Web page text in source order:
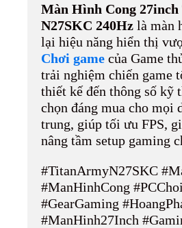
Màn Hình Cong
N27SKC 240Hz là màn
lại hiệu năng hiển thị
Chơi game của Game
trải nghiệm chiến game
thiết kế đến thông số kỹ
chọn đáng mua cho mọi
trung, giúp tối ưu FPS,
nâng tầm setup gaming
#TitanArmyN27SKC
#ManHinhCong
#GearGaming
#ManHinh27Inch